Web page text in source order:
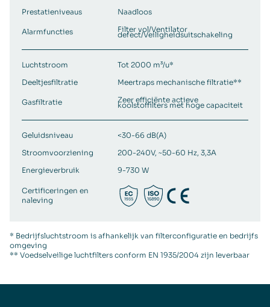
Prestatieniveaus
Naadloos
Alarmfuncties Filter vol/Ventilator
defect/Veiligheidsuitschakeling
Luchtstroom
Tot 2000 m³/u*
Deeltjesfiltratie
Meertraps mechanische filtratie**
Gasfiltratie Zeer efficiënte actieve
koolstoffilters met hoge capaciteit
Geluidsniveau
<30-66 dB(A)
Stroomvoorziening
200-240V, ~50-60 Hz, 3,3A
Energieverbruik
9-730 W
Certificeringen en
naleving
* Bedrijfsluchtstroom is afhankelijk van filterconfiguratie en bedrijfs
omgeving
** Voedselveilige luchtfilters conform EN 1935/2004 zijn leverbaar